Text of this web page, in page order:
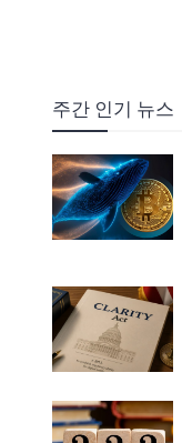
주간 인기 뉴스